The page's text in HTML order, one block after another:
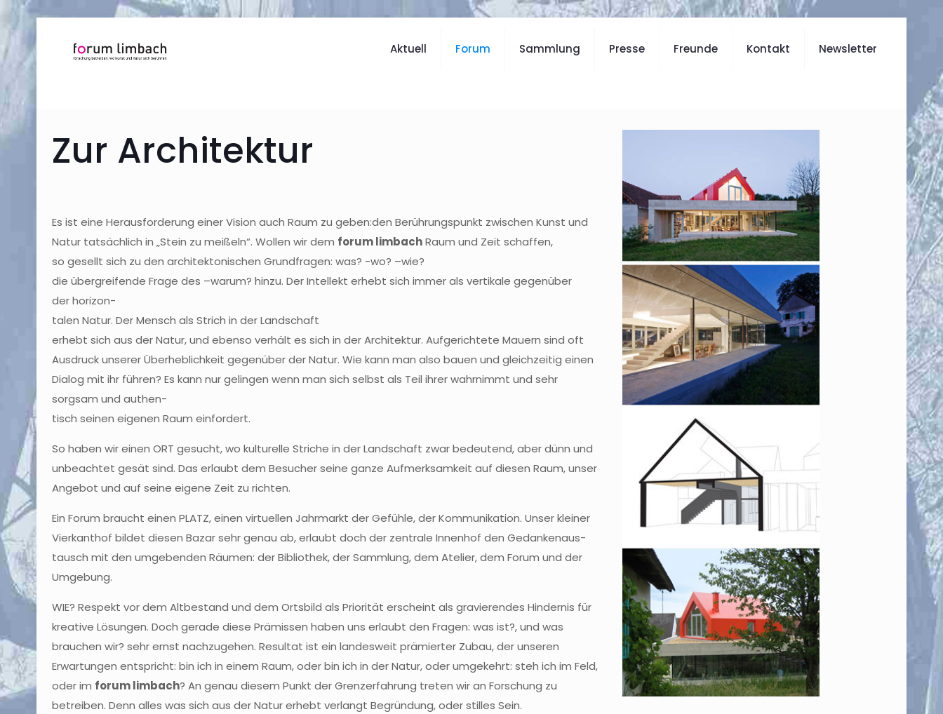
Aktuell Forum Sammlung Presse Freunde Kontakt Newsletter
Zur Architektur
Es ist eine Herausforderung einer Vision auch Raum zu geben:den Berührungspunkt zwischen Kunst und
Natur tatsächlich in „Stein zu meißeln“. Wollen wir dem forum limbachRaum und Zeit schaffen,
so gesellt sich zu den architektonischen Grundfragen: was? -wo? –wie?
die übergreifende Frage des –warum? hinzu. Der Intellekt erhebt sich immer als vertikale gegenüber
der horizon-
talen Natur. Der Mensch als Strich in der Landschaft
erhebt sich aus der Natur, und ebenso verhält es sich in der Architektur. Aufgerichtete Mauern sind oft
Ausdruck unserer Überheblichkeit gegenüber der Natur. Wie kann man also bauen und gleichzeitig einen
Dialog mit ihr führen? Es kann nur gelingen wenn man sich selbst als Teil ihrer wahrnimmt und sehr
sorgsam und authen-
tisch seinen eigenen Raum einfordert.
So haben wir einen ORT gesucht, wo kulturelle Striche in der Landschaft zwar bedeutend, aber dünn und
unbeachtet gesät sind. Das erlaubt dem Besucher seine ganze Aufmerksamkeit auf diesen Raum, unser
Angebot und auf seine eigene Zeit zu richten.
Ein Forum braucht einen PLATZ, einen virtuellen Jahrmarkt der Gefühle, der Kommunikation. Unser kleiner
Vierkanthof bildet diesen Bazar sehr genau ab, erlaubt doch der zentrale Innenhof den Gedankenaus-
tausch mit den umgebenden Räumen: der Bibliothek, der Sammlung, dem Atelier, dem Forum und der
Umgebung.
WIE? Respekt vor dem Altbestand und dem Ortsbild als Priorität erscheint als gravierendes Hindernis für
kreative Lösungen. Doch gerade diese Prämissen haben uns erlaubt den Fragen: was ist?, und was
brauchen wir? sehr ernst nachzugehen. Resultat ist ein landesweit prämierter Zubau, der unseren
Erwartungen entspricht: bin ich in einem Raum, oder bin ich in der Natur, oder umgekehrt: steh ich im Feld,
oder im forum limbach? An genau diesem Punkt der Grenzerfahrung treten wir an Forschung zu
betreiben. Denn alles was sich aus der Natur erhebt verlangt Begründung, oder stilles Sein.